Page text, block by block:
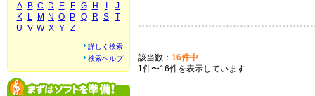
A
B C D E F G H
J
K
L M N O P Q R S
T
U V W X Y Z
詳しく検索
検索ヘルプ
該当数： 16件中
1件〜16件を表示しています